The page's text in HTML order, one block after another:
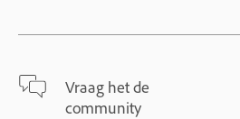
Vraag het de
community